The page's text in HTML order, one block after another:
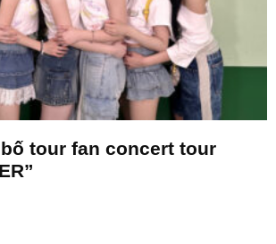
bố tour fan concert tour